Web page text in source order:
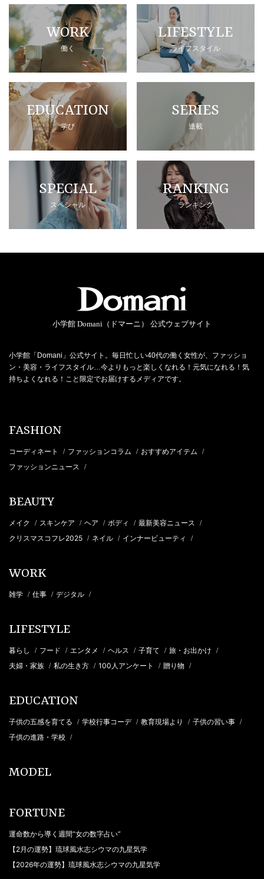
WORK
働く
LIFESTYLE
ライフスタイル
EDUCATION
学び
SERIES
連載
SPECIAL
スペシャル
RANKING
ランキング
小学館 Domani（ドマーニ） 公式ウェブサイト
小学館「Domani」公式サイト。毎日忙しい40代の働く女性が、ファッショ
ン・美容・ライフスタイル…今よりもっと楽しくなれる！元気になれる！気
持ちよくなれる！こと限定でお届けするメディアです。
FASHION
コーディネート / ファッションコラム / おすすめアイテム /
ファッションニュース /
BEAUTY
メイク / スキンケア / ヘア / ボディ / 最新美容ニュース /
クリスマスコフレ2025 / ネイル / インナービューティ /
WORK
雑学 / 仕事 / デジタル /
LIFESTYLE
暮らし / フード / エンタメ / ヘルス / 子育て / 旅・お出かけ /
夫婦・家族 / 私の生き方 / 100人アンケート / 贈り物 /
EDUCATION
子供の五感を育てる / 学校行事コーデ / 教育現場より / 子供の習い事 /
子供の進路・学校 /
MODEL
FORTUNE
運命数から導く週間“女の数字占い”
【2月の運勢】琉球風水志シウマの九星気学
【2026年の運勢】琉球風水志シウマの九星気学